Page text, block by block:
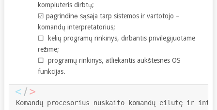
kompiuteris dirbtų;
☑ pagrindinė sąsaja tarp sistemos ir vartotojo –
komandų interpretatorius;
☐ kelių programų rinkinys, dirbantis privilegijuotame
režime;
☐ programų rinkinys, atliekantis aukštesnes OS
funkcijas.
Komandų procesorius nuskaito komandų eilutę ir